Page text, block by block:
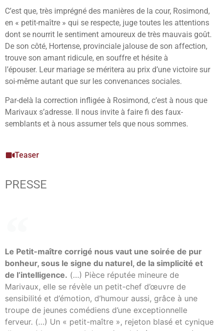
C’est que, très imprégné des manières de la cour, Rosimond,
en « petit-maître » qui se respecte, juge toutes les attentions
dont se nourrit le sentiment amoureux de très mauvais goût.
De son côté, Hortense, provinciale jalouse de son affection,
trouve son amant ridicule, en souffre et hésite à
l’épouser. Leur mariage se méritera au prix d’une victoire sur
soi-même autant que sur les convenances sociales.
Par-delà la correction infligée à Rosimond, c’est à nous que
Marivaux s’adresse. Il nous invite à faire fi des faux-
semblants et à nous assumer tels que nous sommes.
Teaser
PRESSE
Le Petit-maître corrigé nous vaut une soirée de pur
bonheur, sous le signe du naturel, de la simplicité et
de l’intelligence. (…) Pièce réputée mineure de
Marivaux, elle se révèle un petit-chef d’œuvre de
sensibilité et d’émotion, d’humour aussi, grâce à une
troupe de jeunes comédiens d’une exceptionnelle
ferveur. (…) Un « petit-maître », rejeton blasé et cynique